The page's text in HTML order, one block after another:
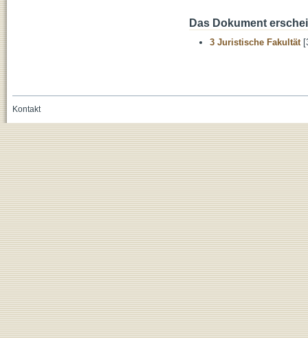
Das Dokument
3 Juristische Fakultät
Kontakt